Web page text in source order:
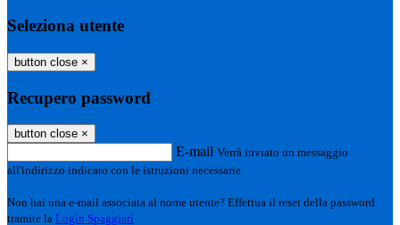
Seleziona utente
button close ×
Recupero password
button close ×
E-mail Verrà inviato un messaggio
all'indirizzo indicato con le istruzioni necessarie.
Non hai una e-mail associata al nome utente? Effettua il reset della password
tramite la Login Spaggiari